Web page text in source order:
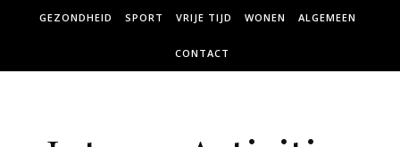
Skip to content
GEZONDHEID SPORT VRIJE TIJD WONEN ALGEMEEN
CONTACT